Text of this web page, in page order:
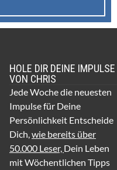
HOLE DIR DEINE IMPULSE
VON CHRIS
Jede Woche die neuesten
Impulse für Deine
Persönlichkeit Entscheide
Dich,wie bereits über
50.000 Leser, Dein Leben
mit Wöchentlichen Tipps